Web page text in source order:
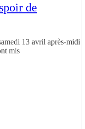
de
13 avril après-midi
mis